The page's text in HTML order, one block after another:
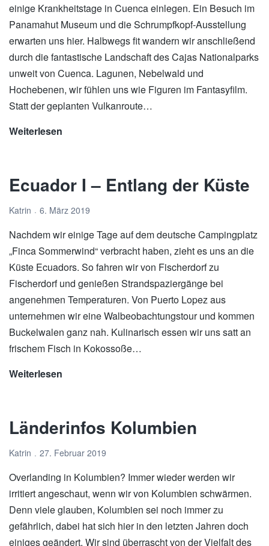
einige Krankheitstage in Cuenca einlegen. Ein Besuch im
Panamahut Museum und die Schrumpfkopf-Ausstellung
erwarten uns hier. Halbwegs fit wandern wir anschließend
durch die fantastische Landschaft des Cajas Nationalparks
unweit von Cuenca. Lagunen, Nebelwald und
Hochebenen, wir fühlen uns wie Figuren im Fantasyfilm.
Statt der geplanten Vulkanroute…
Weiterlesen
historisches
Cuenca
und
der
Cajas
Nationalpark
Süden
Ecuador I – Entlang der Küste
Katrin 6. März 2019
Nachdem wir einige Tage auf dem deutsche Campingplatz
„Finca Sommerwind“ verbracht haben, zieht es uns an die
Küste Ecuadors. So fahren wir von Fischerdorf zu
Fischerdorf und genießen Strandspaziergänge bei
angenehmen Temperaturen. Von Puerto Lopez aus
unternehmen wir eine Walbeobachtungstour und kommen
Buckelwalen ganz nah. Kulinarisch essen wir uns satt an
frischem Fisch in Kokossoße…
Weiterlesen
Entlang
der
Küste
Länderinfos Kolumbien
Katrin 27. Februar 2019
Overlanding in Kolumbien? Immer wieder werden wir
irritiert angeschaut, wenn wir von Kolumbien schwärmen.
Denn viele glauben, Kolumbien sei noch immer zu
gefährlich, dabei hat sich hier in den letzten Jahren doch
einiges geändert. Wir sind überrascht von der Vielfalt des